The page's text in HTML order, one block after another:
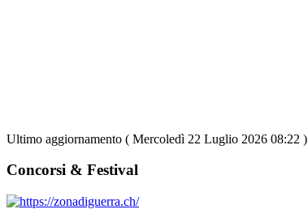
Ultimo aggiornamento ( Mercoledì 22 Luglio 2026 08:22 )
Concorsi & Festival